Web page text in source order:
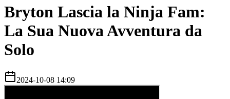
Bryton Lascia la Ninja Fam:
La Sua Nuova Avventura da
Solo
2024-10-08 14:09